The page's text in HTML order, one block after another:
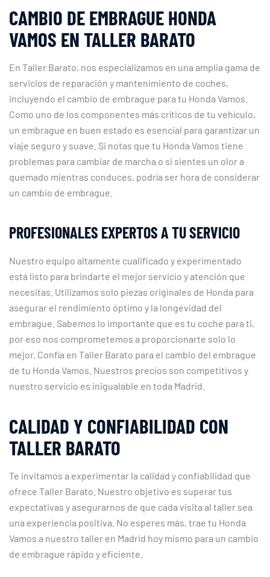
CAMBIO DE EMBRAGUE HONDA
VAMOS EN TALLER BARATO
En Taller Barato, nos especializamos en una amplia gama de
servicios de reparación y mantenimiento de coches,
incluyendo el cambio de embrague para tu Honda Vamos.
Como uno de los componentes más críticos de tu vehículo,
un embrague en buen estado es esencial para garantizar un
viaje seguro y suave. Si notas que tu Honda Vamos tiene
problemas para cambiar de marcha o si sientes un olor a
quemado mientras conduces, podría ser hora de considerar
un cambio de embrague.
PROFESIONALES EXPERTOS A TU SERVICIO
Nuestro equipo altamente cualificado y experimentado
está listo para brindarte el mejor servicio y atención que
necesitas. Utilizamos solo piezas originales de Honda para
asegurar el rendimiento óptimo y la longevidad del
embrague. Sabemos lo importante que es tu coche para ti,
por eso nos comprometemos a proporcionarte solo lo
mejor. Confía en Taller Barato para el cambio del embrague
de tu Honda Vamos. Nuestros precios son competitivos y
nuestro servicio es inigualable en toda Madrid.
CALIDAD Y CONFIABILIDAD CON
TALLER BARATO
Te invitamos a experimentar la calidad y confiabilidad que
ofrece Taller Barato. Nuestro objetivo es superar tus
expectativas y asegurarnos de que cada visita al taller sea
una experiencia positiva. No esperes más, trae tu Honda
Vamos a nuestro taller en Madrid hoy mismo para un cambio
de embrague rápido y eficiente.